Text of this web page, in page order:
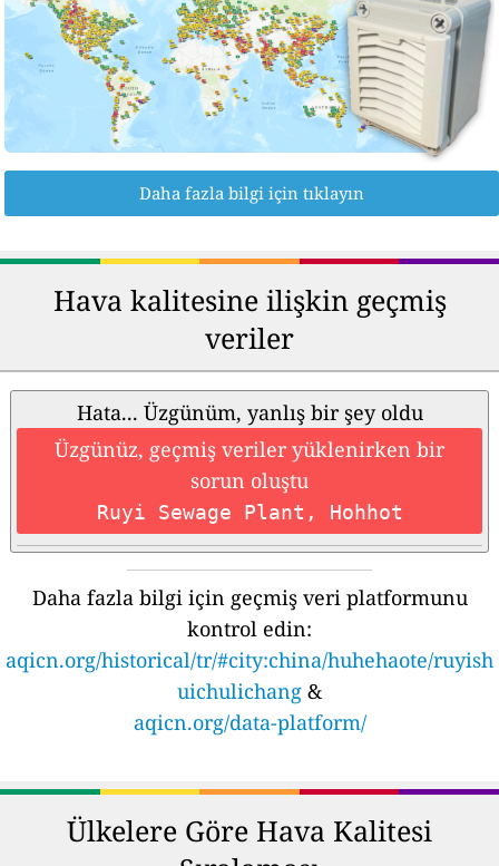
Daha fazla bilgi için tıklayın
Hava kalitesine ilişkin geçmiş
veriler
Hata... Üzgünüm, yanlış bir şey oldu
Üzgünüz, geçmiş veriler yüklenirken bir
sorun oluştu
Ruyi Sewage Plant, Hohhot
Daha fazla bilgi için geçmiş veri platformunu
kontrol edin:
aqicn.org/historical/tr/#city:china/huhehaote/ruyish
uichulichang &
aqicn.org/data-platform/
Ülkelere Göre Hava Kalitesi